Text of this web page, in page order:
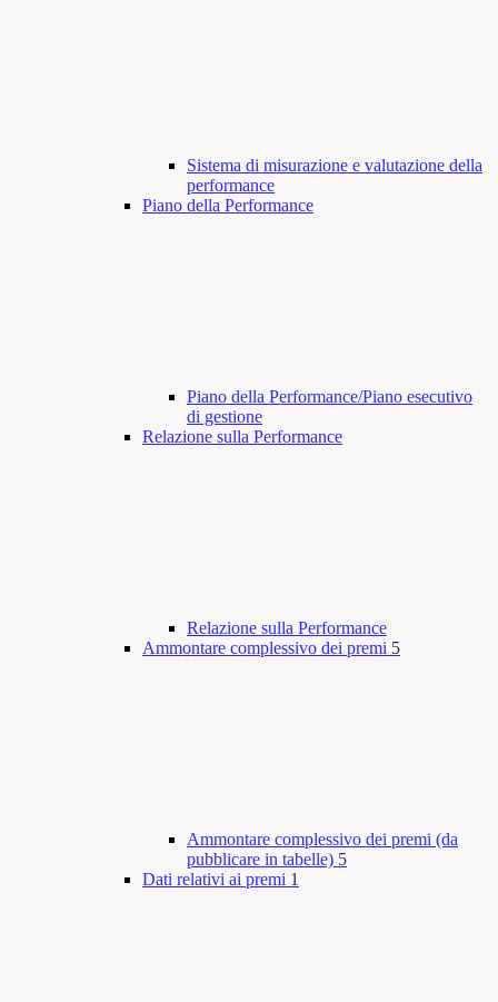
Sistema di misurazione e valutazione della
performance
Piano della Performance
Piano della Performance/Piano esecutivo
di gestione
Relazione sulla Performance
Relazione sulla Performance
Ammontare complessivo dei premi 5
Ammontare complessivo dei premi (da
pubblicare in tabelle) 5
Dati relativi ai premi 1